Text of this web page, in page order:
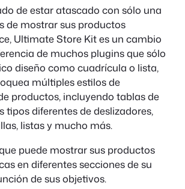
de estar atascado con sólo una
de mostrar sus productos
Ultimate Store Kit es un cambio
de muchos plugins que sólo
diseño como cuadrícula o lista,
múltiples estilos de
productos, incluyendo tablas de
tipos diferentes de deslizadores,
listas y mucho más.
puede mostrar sus productos
en diferentes secciones de su
de sus objetivos.